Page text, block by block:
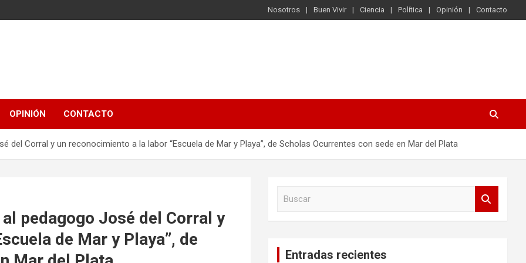
Nosotros Buen Vivir Ciencia Política Opinión Contacto
OPINIÓN CONTACTO
del Corral y un reconocimiento a la labor “Escuela de Mar y Playa”, de Scholas Ocurrentes con sede en Mar del Plata
pedagogo José del Corral y
de Mar y Playa”, de
Entradas recientes